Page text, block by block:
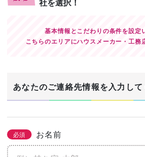
社を選択！
基本情報とこだわりの条件を設定
こちらのエリアにハウスメーカー・工務
あなたのご連絡先情報を入力して
必須 お名前